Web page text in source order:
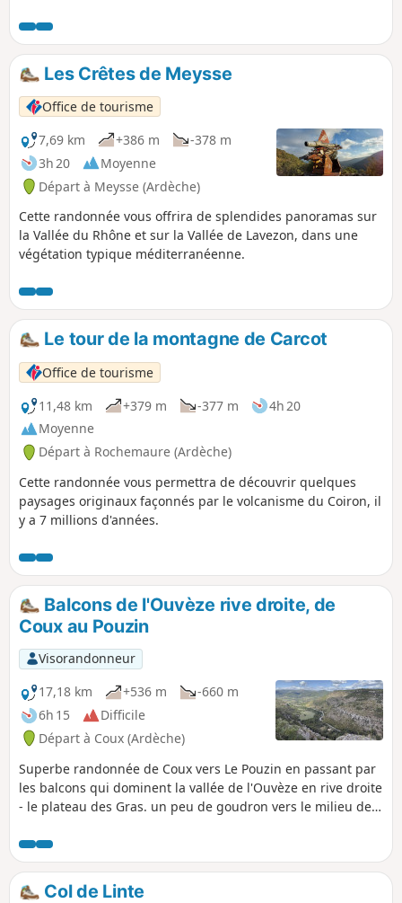
Orgues de Bauzon parallèles au ruisseau de Chaix, remonte
sur le plateau d’où les panoramas sont superbes. La
descente par une barre rocheuse rejoint Roche Chérie : un
vestige du très important passé volcanique de ce massif.
Une petite chapelle est adossée au neck.
Les Crêtes de Meysse
Office de tourisme
7,69 km
+386 m
-378 m
3h 20
Moyenne
Départ à Meysse (Ardèche)
Cette randonnée vous offrira de splendides panoramas sur
la Vallée du Rhône et sur la Vallée de Lavezon, dans une
végétation typique méditerranéenne.
Le tour de la montagne de Carcot
Office de tourisme
11,48 km
+379 m -377 m
4h 20
Moyenne
Départ à Rochemaure (Ardèche)
Cette randonnée vous permettra de découvrir quelques
paysages originaux façonnés par le volcanisme du Coiron, il
y a 7 millions d'années.
Balcons de l'Ouvèze rive droite, de
Coux au Pouzin
Visorandonneur
17,18 km
+536 m
-660 m
6h 15
Difficile
Départ à Coux (Ardèche)
Superbe randonnée de Coux vers Le Pouzin en passant par
les balcons qui dominent la vallée de l'Ouvèze en rive droite
- le plateau des Gras. un peu de goudron vers le milieu de
deux véhicules : laisser une voiture à Le Pouzin pour le
retour et aller au cimetière de Coux avec le second véhicule,
environ 15 minutes de route.
Col de Linte